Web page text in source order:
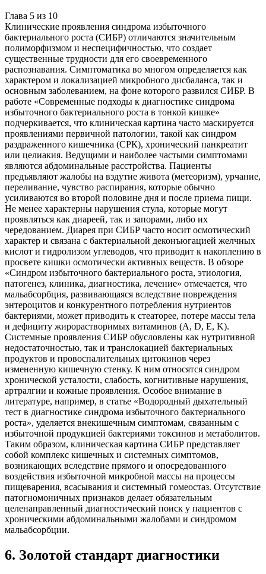
Глава 5 из 10
Клинические проявления синдрома избыточного
бактериального роста (СИБР) отличаются значительным
полиморфизмом и неспецифичностью, что создает
существенные трудности для его своевременного
распознавания. Симптоматика во многом определяется как
характером и локализацией микробного дисбаланса, так и
основным заболеванием, на фоне которого развился СИБР. В
работе «Современные подходы к диагностике синдрома
избыточного бактериального роста в тонкой кишке»
подчеркивается, что клиническая картина часто маскируется
проявлениями первичной патологии, такой как синдром
раздраженного кишечника (СРК), хронический панкреатит
или целиакия. Ведущими и наиболее частыми симптомами
являются абдоминальные расстройства. Пациенты
предъявляют жалобы на вздутие живота (метеоризм), урчание,
переливание, чувство распирания, которые обычно
усиливаются во второй половине дня и после приема пищи.
Не менее характерны нарушения стула, которые могут
проявляться как диареей, так и запорами, либо их
чередованием. Диарея при СИБР часто носит осмотический
характер и связана с бактериальной деконъюгацией желчных
кислот и гидролизом углеводов, что приводит к накоплению в
просвете кишки осмотически активных веществ. В обзоре
«Синдром избыточного бактериального роста, этиология,
патогенез, клиника, диагностика, лечение» отмечается, что
мальабсорбция, развивающаяся вследствие повреждения
энтероцитов и конкурентного потребления нутриентов
бактериями, может приводить к стеаторее, потере массы тела
и дефициту жирорастворимых витаминов (A, D, E, K).
Системные проявления СИБР обусловлены как нутритивной
недостаточностью, так и транслокацией бактериальных
продуктов и провоспалительных цитокинов через
измененную кишечную стенку. К ним относятся синдром
хронической усталости, слабость, когнитивные нарушения,
артралгии и кожные проявления. Особое внимание в
литературе, например, в статье «Водородный дыхательный
тест в диагностике синдрома избыточного бактериального
роста», уделяется внекишечным симптомам, связанным с
избыточной продукцией бактериями токсинов и метаболитов.
Таким образом, клиническая картина СИБР представляет
собой комплекс кишечных и системных симптомов,
возникающих вследствие прямого и опосредованного
воздействия избыточной микробной массы на процессы
пищеварения, всасывания и системный гомеостаз. Отсутствие
патогномоничных признаков делает обязательным
целенаправленный диагностический поиск у пациентов с
хроническими абдоминальными жалобами и синдромом
мальабсорбции.
6. Золотой стандарт диагностики